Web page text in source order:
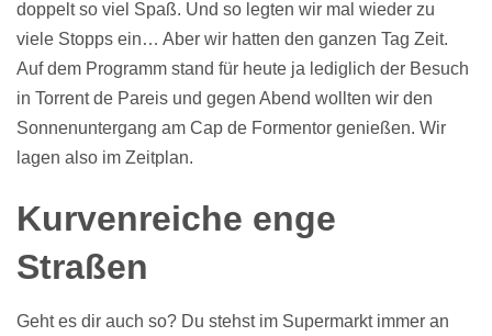
doppelt so viel Spaß. Und so legten wir mal wieder zu
viele Stopps ein… Aber wir hatten den ganzen Tag Zeit.
Auf dem Programm stand für heute ja lediglich der Besuch
in Torrent de Pareis und gegen Abend wollten wir den
Sonnenuntergang am Cap de Formentor genießen. Wir
lagen also im Zeitplan.
Kurvenreiche enge
Straßen
Geht es dir auch so? Du stehst im Supermarkt immer an